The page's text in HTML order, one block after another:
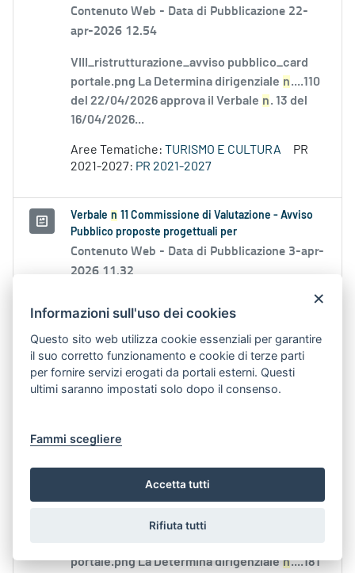
Contenuto Web - Data di Pubblicazione 22-
apr-2026 12.54
VIII_ristrutturazione_avviso pubblico_card
portale.png La Determina dirigenziale n....110
del 22/04/2026 approva il Verbale n. 13 del
16/04/2026...
Aree Tematiche: TURISMO E CULTURA
PR
2021-2027: PR 2021-2027
Verbale n 11 Commissione di Valutazione - Avviso
Pubblico proposte progettuali per
Contenuto Web - Data di Pubblicazione 3-apr-
2026 11.32
portale.png La Determina dirigenziale
del 02/04/2026 approva il Verbalen. 11 del
26/03/2026...
Aree Tematiche:TURISMO E CULTURA
Contenuto Web -Data di Pubblicazione 16-
portale.png La Determina dirigenzialen....181
×
Informazioni sull'uso dei cookies
Questo sito web utilizza cookie essenziali per garantire
il suo corretto funzionamento e cookie di terze parti
per fornire servizi erogati da portali esterni. Questi
ultimi saranno impostati solo dopo il consenso.
Fammi scegliere
Accetta tutti
Rifiuta tutti